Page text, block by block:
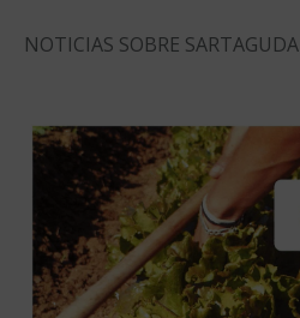
NOTICIAS SOBRE SARTAGUDA